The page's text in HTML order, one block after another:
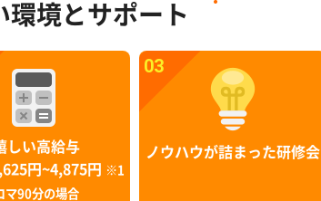
環境とサポート
しい高給与
円~4,875円
※1
マ90分の場合
03
ノウハウが詰まった研修会